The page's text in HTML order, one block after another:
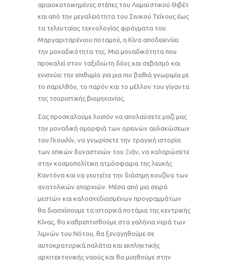
αραιοκατοικημένες στέπες του Λαμαϊστικού Θιβέτ
και από την μεγαλειότητα του Σινικού Τείχους έως
τα τελευταίας τεχνολογίας φράγματα του
Μαργαριταρένιου ποταμού, η Κίνα αποδεικνύει
την μοναδικότητα της. Μια μοναδικότητα που
προκαλεί στον ταξιδιώτη δέος και σεβασμό και
ενισχύει την επιθυμία για μια πιο βαθιά γνωριμία με
το παρελθόν, το παρόν και το μέλλον του γίγαντα
της τουριστικής βιομηχανίας.
Σας προσκαλούμε λοιπόν να απολαύσετε μαζί μας
την μοναδική ομορφιά των ορεινών αυλακώσεων
του Γκουιλίν, να γνωρίσετε την τραγική ιστορία
των επικών δυναστειών του Ξιάν, να χαλαρώσετε
στην κοσμοπολίτικη ατμόσφαιρα της λευκής
Καντόνα και να γευτείτε την διάσημη κουζίνα των
ανατολικών επαρχιών. Μέσα από μια σειρά
μεστών και καλοσχεδιασμένων προγραμμάτων
θα διασχίσουμε τα ιστορικά ποτάμια της κεντρικής
Κίνας, θα καθρεπτισθούμε στα γαλήνια νερά των
λιμνών του Νότου, θα ξεναγηθούμε σε
αυτοκρατορικά παλάτια και εκπληκτικής
αρχιτεκτονικής ναούς και θα μυηθούμε στην